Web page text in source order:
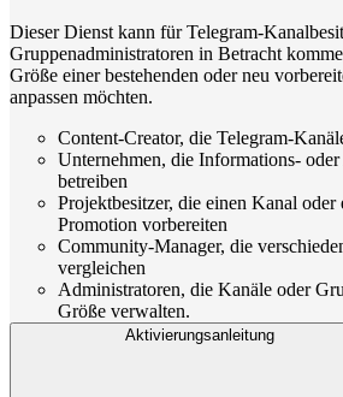
Dieser Dienst kann für Telegram-
Gruppenadministratoren in Betracht
Größe einer bestehenden oder neu
anpassen möchten.
Content-Creator, die Telegram-
Unternehmen, die Informations-
betreiben
Projektbesitzer, die einen Kanal
Promotion vorbereiten
Community-Manager, die
vergleichen
Administratoren, die Kanäle oder
Größe verwalten.
Aktivierungsanleitung